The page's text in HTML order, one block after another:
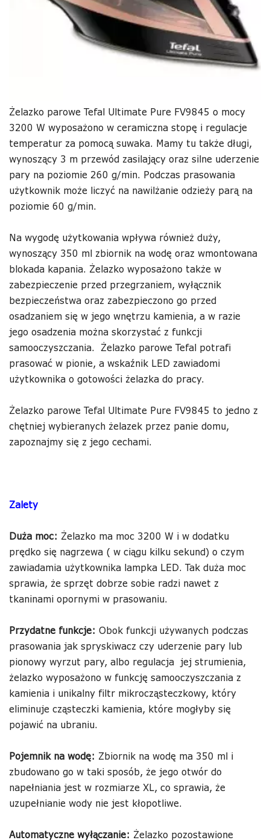
Żelazko parowe Tefal Ultimate Pure FV9845 o mocy
3200 W wyposażono w ceramiczna stopę i regulacje
temperatur za pomocą suwaka. Mamy tu także długi,
wynoszący 3 m przewód zasilający oraz silne uderzenie
pary na poziomie 260 g/min. Podczas prasowania
użytkownik może liczyć na nawilżanie odzieży parą na
poziomie 60 g/min.
Na wygodę użytkowania wpływa również duży,
wynoszący 350 ml zbiornik na wodę oraz wmontowana
blokada kapania. Żelazko wyposażono także w
zabezpieczenie przed przegrzaniem, wyłącznik
bezpieczeństwa oraz zabezpieczono go przed
osadzaniem się w jego wnętrzu kamienia, a w razie
jego osadzenia można skorzystać z funkcji
samooczyszczania. Żelazko parowe Tefal potrafi
prasować w pionie, a wskaźnik LED zawiadomi
użytkownika o gotowości żelazka do pracy.
Żelazko parowe Tefal Ultimate Pure FV9845 to jedno z
chętniej wybieranych żelazek przez panie domu,
zapoznajmy się z jego cechami.
Zalety
Duża moc: Żelazko ma moc 3200 W i w dodatku
prędko się nagrzewa ( w ciągu kilku sekund) o czym
zawiadamia użytkownika lampka LED. Tak duża moc
sprawia, że sprzęt dobrze sobie radzi nawet z
tkaninami opornymi w prasowaniu.
Przydatne funkcje: Obok funkcji używanych podczas
prasowania jak spryskiwacz czy uderzenie pary lub
pionowy wyrzut pary, albo regulacja jej strumienia,
żelazko wyposażono w funkcję samooczyszczania z
kamienia i unikalny filtr mikrocząsteczkowy, który
eliminuje cząsteczki kamienia, które mogłyby się
pojawić na ubraniu.
Pojemnik na wodę: Zbiornik na wodę ma 350 ml i
zbudowano go w taki sposób, że jego otwór do
napełniania jest w rozmiarze XL, co sprawia, że
uzupełnianie wody nie jest kłopotliwe.
Automatyczne wyłączanie: Żelazko pozostawione